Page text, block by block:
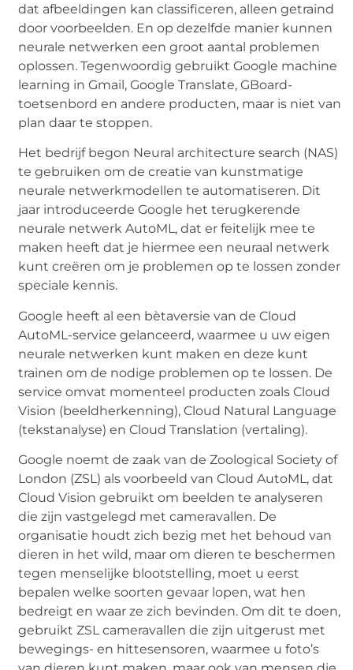
dat afbeeldingen kan classificeren, alleen getraind
door voorbeelden. En op dezelfde manier kunnen
neurale netwerken een groot aantal problemen
oplossen. Tegenwoordig gebruikt Google machine
learning in Gmail, Google Translate, GBoard-
toetsenbord en andere producten, maar is niet van
plan daar te stoppen.
Het bedrijf begon Neural architecture search (NAS)
te gebruiken om de creatie van kunstmatige
neurale netwerkmodellen te automatiseren. Dit
jaar introduceerde Google het terugkerende
neurale netwerk AutoML, dat er feitelijk mee te
maken heeft dat je hiermee een neuraal netwerk
kunt creëren om je problemen op te lossen zonder
speciale kennis.
Google heeft al een bètaversie van de Cloud
AutoML-service gelanceerd, waarmee u uw eigen
neurale netwerken kunt maken en deze kunt
trainen om de nodige problemen op te lossen. De
service omvat momenteel producten zoals Cloud
Vision (beeldherkenning), Cloud Natural Language
(tekstanalyse) en Cloud Translation (vertaling).
Google noemt de zaak van de Zoological Society of
London (ZSL) als voorbeeld van Cloud AutoML, dat
Cloud Vision gebruikt om beelden te analyseren
die zijn vastgelegd met cameravallen. De
organisatie houdt zich bezig met het behoud van
dieren in het wild, maar om dieren te beschermen
tegen menselijke blootstelling, moet u eerst
bepalen welke soorten gevaar lopen, wat hen
bedreigt en waar ze zich bevinden. Om dit te doen,
gebruikt ZSL cameravallen die zijn uitgerust met
bewegings- en hittesensoren, waarmee u foto’s